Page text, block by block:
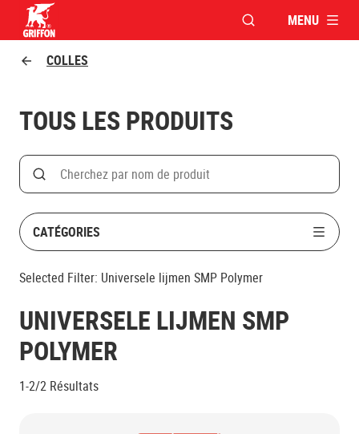
OUVRIR LAMENU
COLLES
TOUS LES PRODUITS
Search
Rechercher par nom de produit
CATÉGORIES
Selected Filter: Universele lijmen SMP Polymer
UNIVERSELE LIJMEN SMP
POLYMER
1-2/2 Résultats